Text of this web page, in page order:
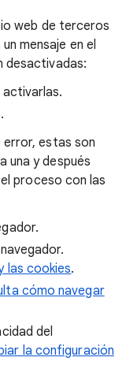
web de terceros
mensaje en el
desactivadas:
error, estas son
una y después
proceso con las
las cookies.
cómo navegar
del
la configuración